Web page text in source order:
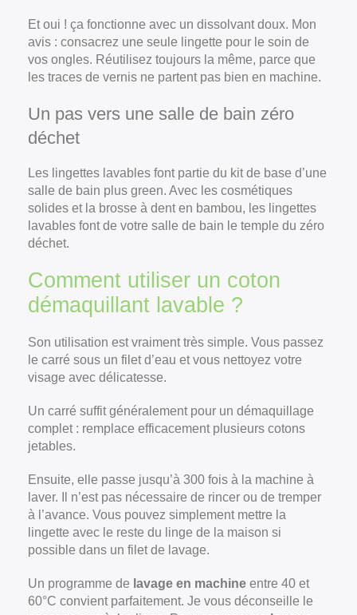
Et oui ! ça fonctionne avec un dissolvant doux. Mon
avis : consacrez une seule lingette pour le soin de
vos ongles. Réutilisez toujours la même, parce que
les traces de vernis ne partent pas bien en machine.
Un pas vers une salle de bain zéro
déchet
Les lingettes lavables font partie du kit de base d’une
salle de bain plus green. Avec les cosmétiques
solides et la brosse à dent en bambou, les lingettes
lavables font de votre salle de bain le temple du zéro
déchet.
Comment utiliser un coton
démaquillant lavable ?
Son utilisation est vraiment très simple. Vous passez
le carré sous un filet d’eau et vous nettoyez votre
visage avec délicatesse.
Un carré suffit généralement pour un démaquillage
complet : remplace efficacement plusieurs cotons
jetables.
Ensuite, elle passe jusqu’à 300 fois à la machine à
laver. Il n’est pas nécessaire de rincer ou de tremper
à l’avance. Vous pouvez simplement mettre la
lingette avec le reste du linge de la maison si
possible dans un filet de lavage.
Un programme de lavage en machine entre 40 et
60°C convient parfaitement. Je vous déconseille le